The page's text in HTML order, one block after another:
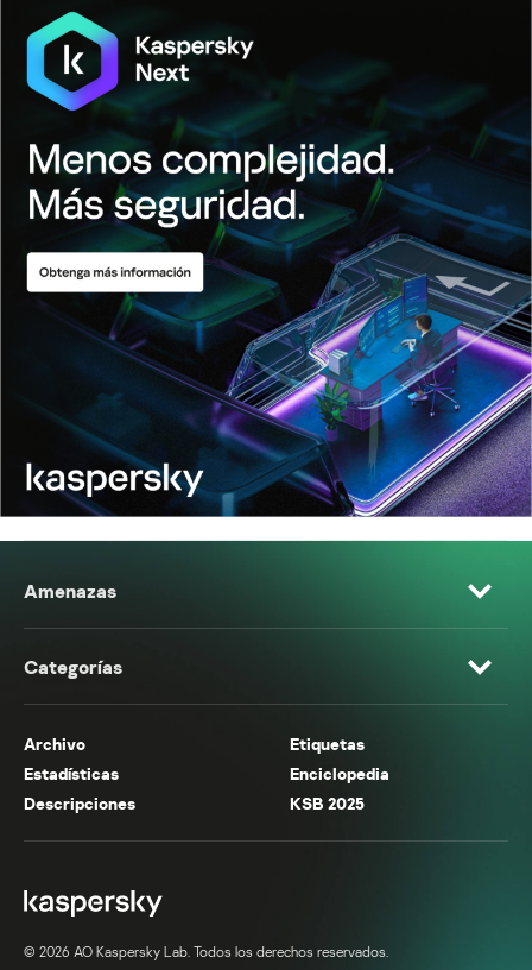
Amenazas
Categorías
Archivo
Etiquetas
Estadísticas
Enciclopedia
Descripciones
KSB 2025
© 2026 AO Kaspersky Lab. Todos los derechos reservados.